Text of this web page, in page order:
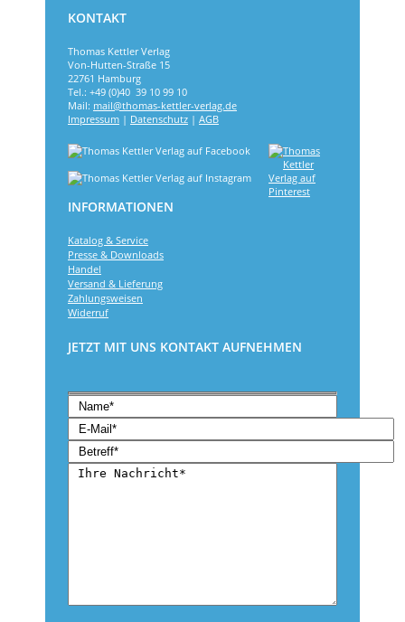
KONTAKT
Thomas Kettler Verlag
Von-Hutten-Straße 15
22761 Hamburg
Tel.: +49 (0)40 39 10 99 10
Mail: mail@thomas-kettler-verlag.de
Impressum | Datenschutz | AGB
INFORMATIONEN
Katalog & Service
Presse & Downloads
Handel
Versand & Lieferung
Zahlungsweisen
Widerruf
JETZT MIT UNS KONTAKT AUFNEHMEN